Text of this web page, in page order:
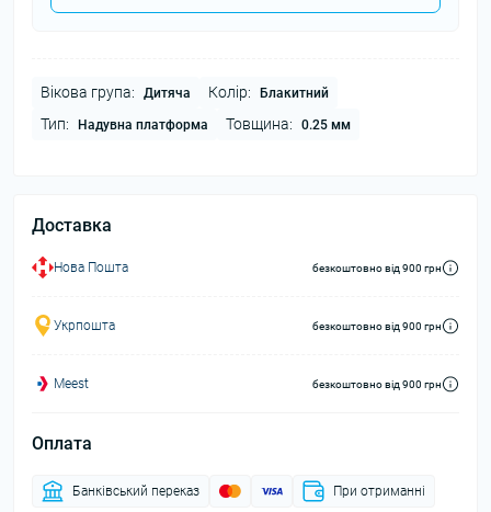
Вікова група: Дитяча Колір: Блакитний
Тип: Надувна платформа Товщина: 0.25 мм
Доставка
Нова Пошта безкоштовно від 900 грн
Укрпошта безкоштовно від 900 грн
Meest безкоштовно від 900 грн
Оплата
Банківський переказ При отриманні